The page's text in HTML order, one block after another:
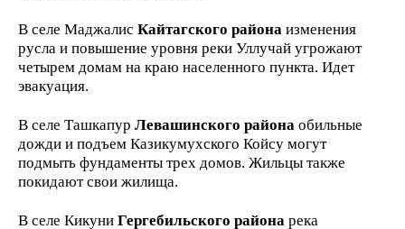
В селе Маджалис Кайтагского района изменения
русла и повышение уровня реки Уллучай угрожают
четырем домам на краю населенного пункта. Идет
эвакуация.
В селе Ташкапур Левашинского района обильные
дожди и подъем Казикумухского Койсу могут
подмыть фундаменты трех домов. Жильцы также
покидают свои жилища.
В селе Кикуни Гергебильского района река